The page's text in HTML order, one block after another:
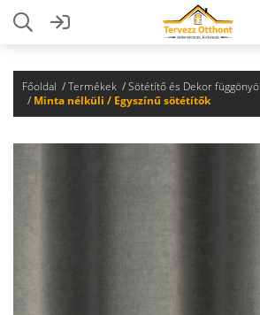
Főoldal Termékek
Sötétítő és Dekor
Minta nélküli / Egyszínű sötétítők